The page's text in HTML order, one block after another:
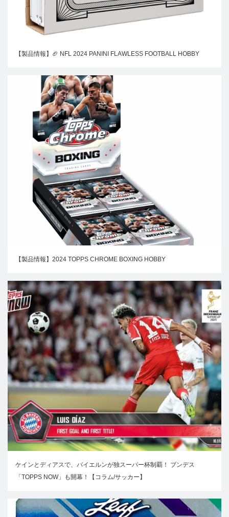
【製品情報】🏈 NFL 2024 PANINI FLAWLESS FOOTBALL HOBBY
【製品情報】2024 TOPPS CHROME BOXING HOBBY
ケインとディアスで、バイエルンが独スーパー杯制覇！ ブンデス
「TOPPS NOW」も開幕！【コラム/サッカー】